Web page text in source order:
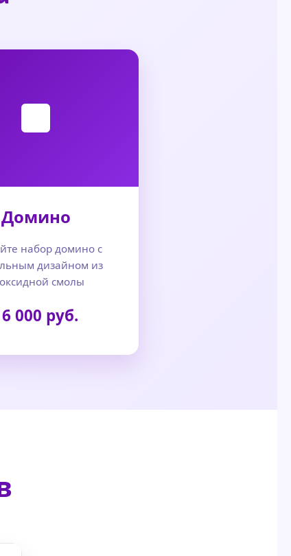
Домино
набор домино с
дизайном из
смолы
000 руб.